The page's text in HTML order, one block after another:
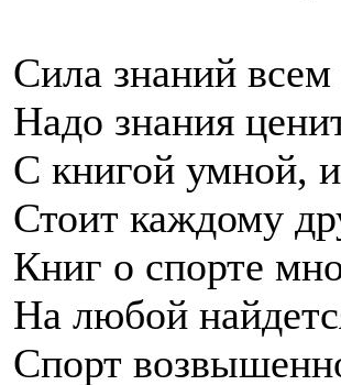
Сила знаний всем
Надо знания
С книгой умной,
Стоит каждому
Книг о спорте
На любой
Спорт